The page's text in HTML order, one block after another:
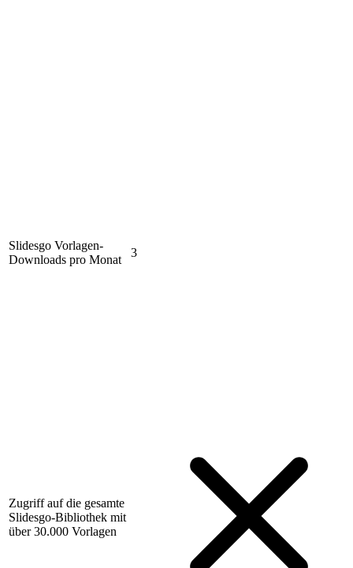
Slidesgo Vorlagen-
Downloads pro Monat
3
Zugriff auf die gesamte
Slidesgo-Bibliothek mit
über 30.000 Vorlagen